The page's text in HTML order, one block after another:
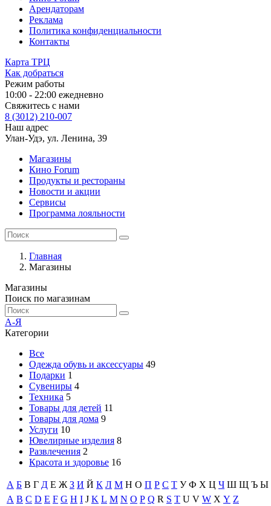
Арендаторам
Реклама
Политика конфиденциальности
Контакты
Карта ТРЦ
Как добраться
Режим работы
10:00 - 22:00 ежедневно
Свяжитесь с нами
8 (3012) 210-007
Наш адрес
Улан-Удэ, ул. Ленина, 39
Магазины
Кино Forum
Продукты и рестораны
Новости и акции
Сервисы
Программа лояльности
Главная
Магазины
Магазины
Поиск по магазинам
А-Я
Категории
Все
Одежда обувь и аксессуары 49
Подарки 1
Сувениры 4
Техника 5
Товары для детей 11
Товары для дома 9
Услуги 10
Ювелирные изделия 8
Развлечения 2
Красота и здоровье 16
А Б В Г Д Е Ж З И Й К Л М Н О П Р С Т У Ф Х Ц Ч Ш Щ Ъ Ы
A B C D E F G H I J K L M N O P Q R S T U V W X Y Z